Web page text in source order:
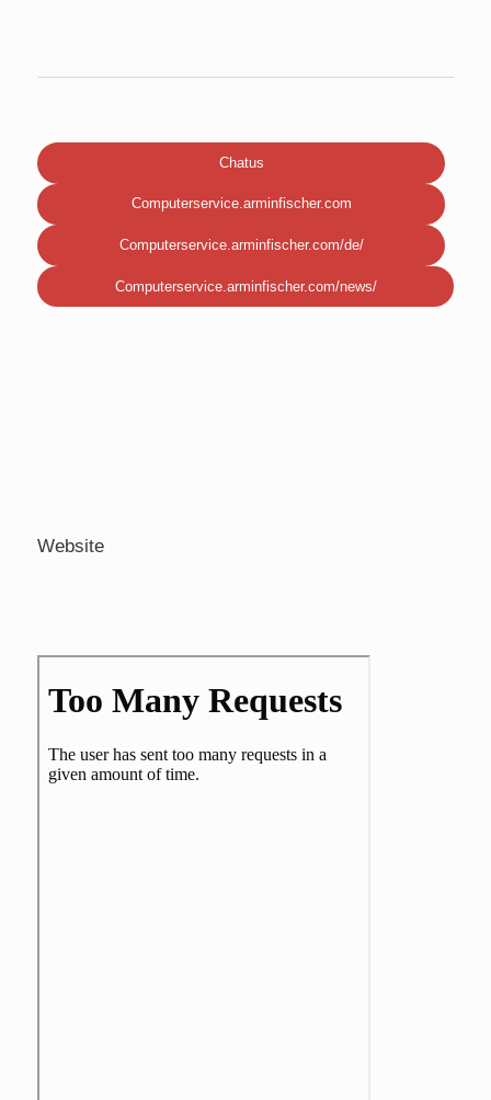
Chatus
Computerservice.arminfischer.com
Computerservice.arminfischer.com/de/
Computerservice.arminfischer.com/news/
Website